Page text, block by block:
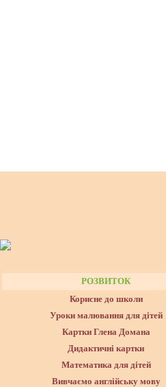
РОЗВИТОК
Корисне до школи
Уроки малювання для дітей
Картки Глена Домана
Дидактичні картки
Математика для дітей
Вивчаємо англійську мову